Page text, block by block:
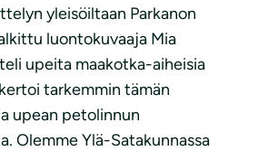
yleisöiltaan Parkanon
luontokuvaaja Mia
upeita maakotka-aiheisia
tarkemmin tämän
upean petolinnun
Olemme Ylä-Satakunnassa